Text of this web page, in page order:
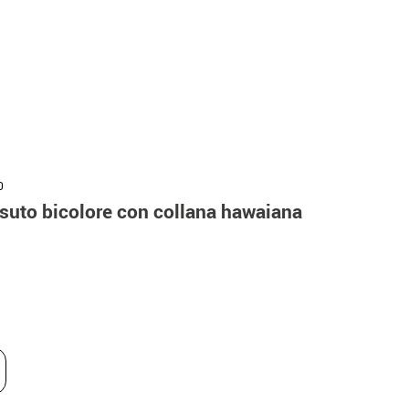
bicolore con collana hawaiana